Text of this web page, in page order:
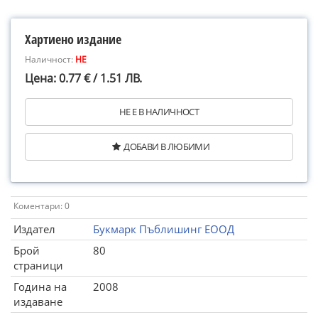
Хартиено издание
Наличност: НЕ
Цена: 0.77 € / 1.51 ЛВ.
НЕ Е В НАЛИЧНОСТ
ДОБАВИ В ЛЮБИМИ
Коментари: 0
Издател
Букмарк Пъблишинг ЕООД
Брой
страници
80
Година на
издаване
2008